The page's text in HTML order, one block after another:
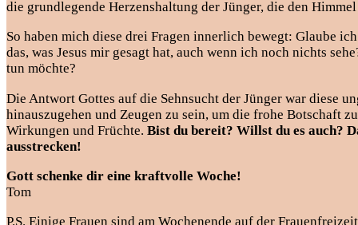
die grundlegende Herzenshaltung der Jünger, die den
So haben mich diese drei Fragen innerlich bewegt: Glaube
das, was Jesus mir gesagt hat, auch wenn ich noch nichts
tun möchte?
Die Antwort Gottes auf die Sehnsucht der Jünger war diese
hinauszugehen und Zeugen zu sein, um die frohe Botschaft
Wirkungen und Früchte. Bist du bereit? Willst du es auch?
ausstrecken!
Gott schenke dir eine kraftvolle Woche!
Tom
P.S. Einige Frauen sind am Wochenende auf der